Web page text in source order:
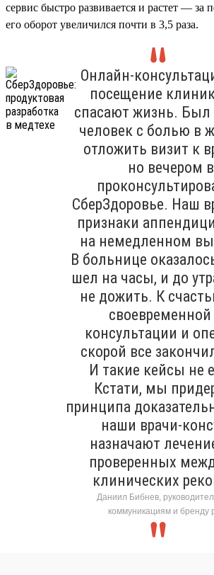
сервис быстро развивается и растет — за
его оборот увеличился почти в 3,5 раза.
Онлайн-
посещение
спасают жизнь. Был
человек с болью в
отложить визит к
но вечером
СберЗдоровье. Наш
признаки
на немедленном
В больнице
шел на часы, и до
не дожить. К
консультации и
скорой все
И такие кейсы не
Кстати, мы
принципа
наши врачи-
назначают
проверенных
клинических
Даниил Бибнев,
коммуникациям и бренду